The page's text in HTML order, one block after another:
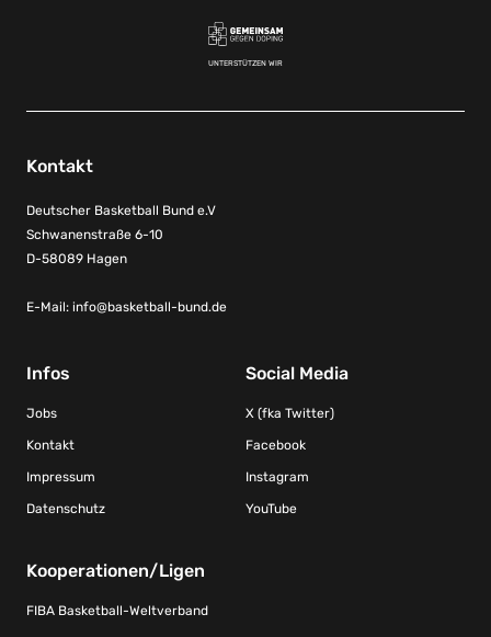
UNTERSTÜTZEN WIR
Kontakt
Deutscher Basketball Bund e.V
Schwanenstraße 6-10
D-58089 Hagen
E-Mail: info@basketball-bund.de
Infos
Jobs
Kontakt
Impressum
Datenschutz
Social Media
X (fka Twitter)
Facebook
Instagram
YouTube
Kooperationen/Ligen
FIBA Basketball-Weltverband